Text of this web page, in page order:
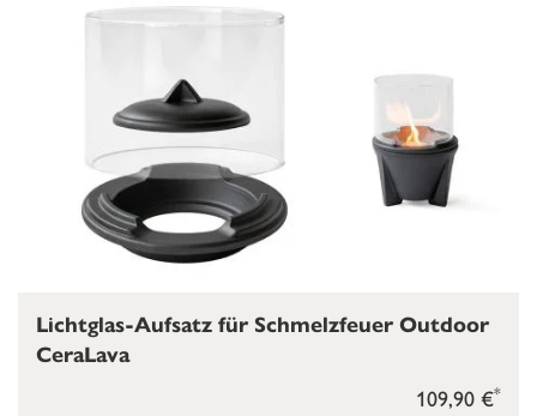
109,90 €*
Lichtglas-Aufsatz für Schmelzfeuer Outdoor
CeraLava